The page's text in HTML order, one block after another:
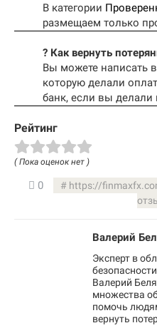
В категории
размещаем только
? Как вернуть
Вы можете написать
которую делали
банк, если вы делали
Рейтинг
( Пока оценок нет )
0 https://
Валерий
Эксперт в
Валерий
множества
помочь
вернуть